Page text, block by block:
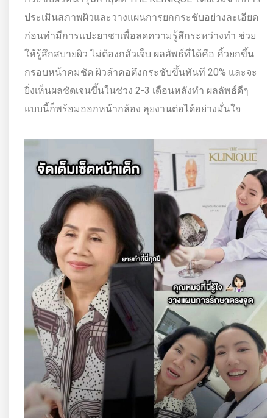
ประเมินสภาพผิวและวางแผนการยกกระชับอย่างละเอียด
ก่อนทำมีการแปะยาชาเพื่อลดความรู้สึกระหว่างทำ ช่วย
ให้รู้สึกสบายผิว ไม่ต้องกลัวเจ็บ ผลลัพธ์ที่ได้คือ คิ้วยกขึ้น
กรอบหน้าคมชัด ผิวลำคอตึงกระชับขึ้นทันที 20% และจะ
ยิ่งเห็นผลชัดเจนขึ้นในช่วง 2-3 เดือนหลังทำ ผลลัพธ์ดีๆ
แบบนี้ก็พร้อมออกหน้ากล้อง ลุยงานต่อได้อย่างมั่นใจ